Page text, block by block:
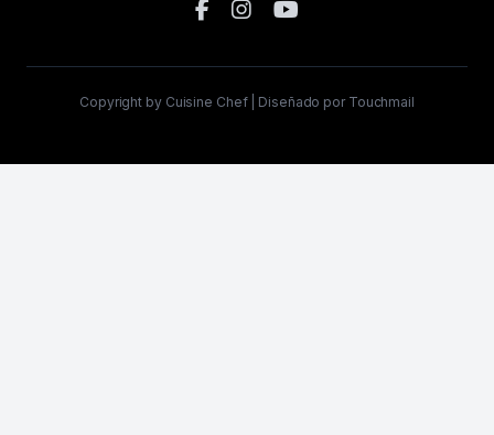
Copyright by Cuisine Chef | Diseñado por Touchmail